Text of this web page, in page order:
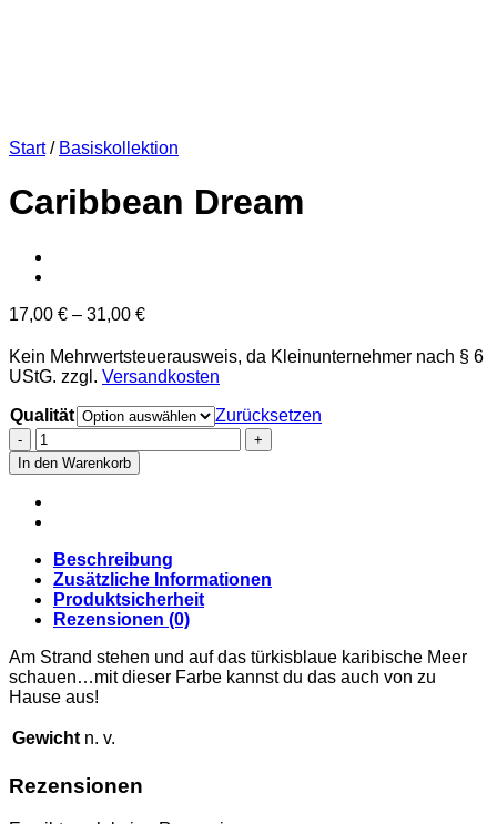
Start / Basiskollektion
Caribbean Dream
17,00 € – 31,00 €
Kein Mehrwertsteuerausweis, da Kleinunternehmer nach § 6
UStG. zzgl. Versandkosten
Qualität
Zurücksetzen
Caribbean
Dream
Menge
In den Warenkorb
Beschreibung
Zusätzliche Informationen
Produktsicherheit
Rezensionen (0)
Am Strand stehen und auf das türkisblaue karibische Meer
schauen…mit dieser Farbe kannst du das auch von zu
Hause aus!
Gewicht n. v.
Rezensionen